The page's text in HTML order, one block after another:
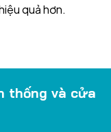
quả hơn.
thống và cửa